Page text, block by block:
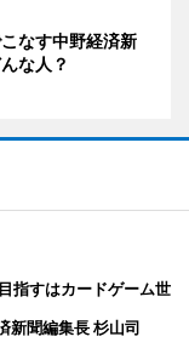
なす中野経済新
な人？
指すはカードゲーム世
聞編集長 杉山司